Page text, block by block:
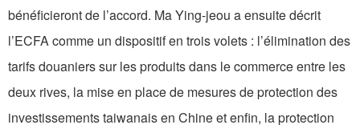
bénéficieront de l’accord. Ma Ying-jeou a ensuite décrit
l’ECFA comme un dispositif en trois volets : l’élimination des
tarifs douaniers sur les produits dans le commerce entre les
deux rives, la mise en place de mesures de protection des
investissements taiwanais en Chine et enfin, la protection